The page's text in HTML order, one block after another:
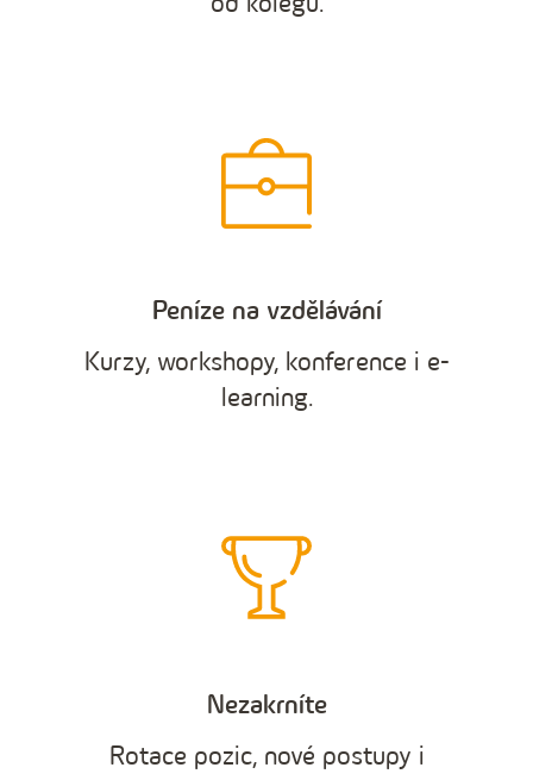
Peníze na vzdělávání
Kurzy, workshopy, konference i e-
learning.
Nezakrníte
Rotace pozic, nové postupy i